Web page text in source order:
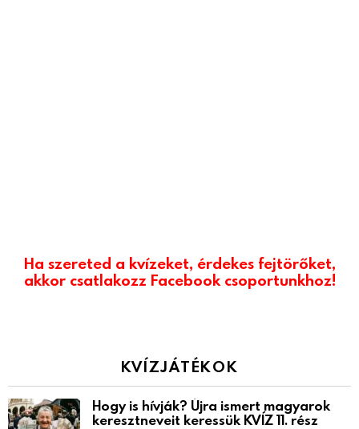
Ha szereted a kvízeket, érdekes fejtörőket,
akkor csatlakozz Facebook csoportunkhoz!
KVÍZJÁTÉKOK
Hogy is hívják? Újra ismert magyarok
keresztneveit keressük KVÍZ 11. rész